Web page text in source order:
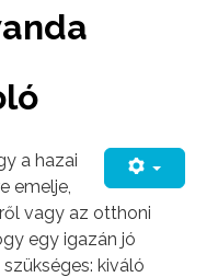
a hazai
emelje,
vagy az otthoni
egy igazán jó
kiváló